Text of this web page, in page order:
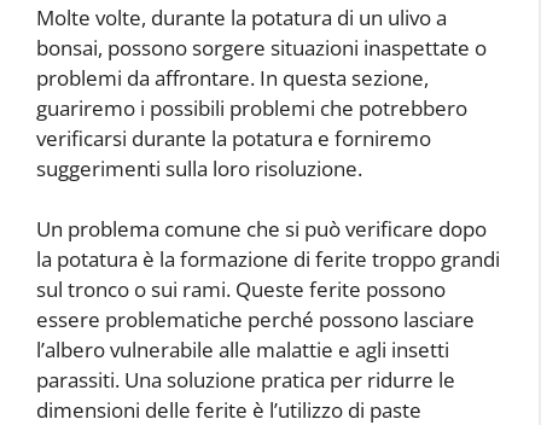
Molte volte, durante la potatura di un ulivo a
bonsai, possono sorgere situazioni inaspettate o
problemi da affrontare. In questa sezione,
guariremo i possibili problemi che potrebbero
verificarsi durante la potatura e forniremo
suggerimenti sulla loro risoluzione.
Un problema comune che si può verificare dopo
la potatura è la formazione di ferite troppo grandi
sul tronco o sui rami. Queste ferite possono
essere problematiche perché possono lasciare
l’albero vulnerabile alle malattie e agli insetti
parassiti. Una soluzione pratica per ridurre le
dimensioni delle ferite è l’utilizzo di paste